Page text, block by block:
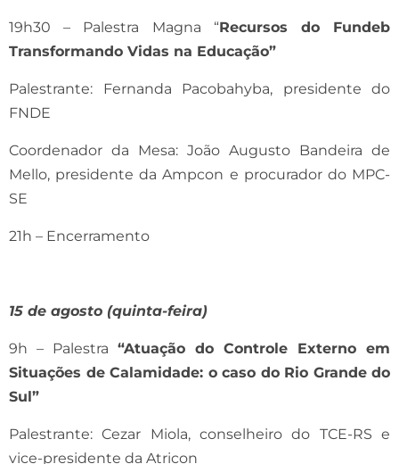
19h30 – Palestra Magna “Recursos do Fundeb
Transformando Vidas na Educação”
Palestrante: Fernanda Pacobahyba, presidente do
FNDE
Coordenador da Mesa: João Augusto Bandeira de
Mello, presidente da Ampcon e procurador do MPC-
SE
21h – Encerramento
15 de agosto (quinta-feira)
9h – Palestra “Atuação do Controle Externo em
Situações de Calamidade: o caso do Rio Grande do
Sul”
Palestrante: Cezar Miola, conselheiro do TCE-RS e
vice-presidente da Atricon